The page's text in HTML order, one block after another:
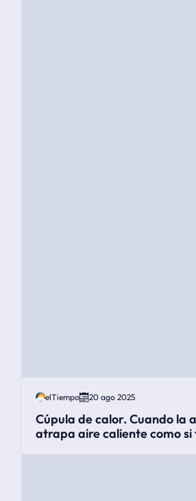
elTiempo 20 ago 2025
Cúpula de calor. Cuando la
atrapa aire caliente como